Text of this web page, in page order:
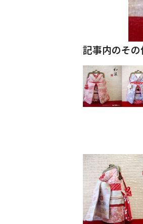
記事内のそ